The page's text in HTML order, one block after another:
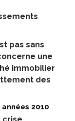
pas sans
une
immobilier
des
2010
crise